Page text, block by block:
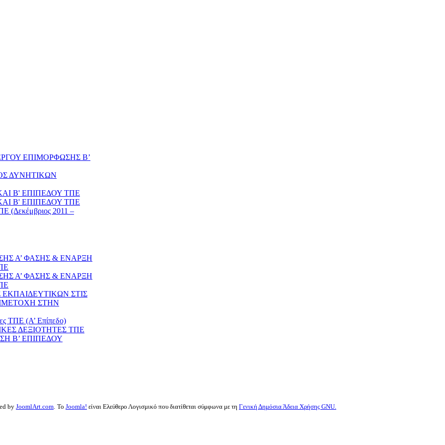
ΕΠΙΜΟΡΦΩΣΗΣ Β’
ΔΥΝΗΤΙΚΩΝ
Β' ΕΠΙΠΕΔΟΥ ΤΠΕ
Β' ΕΠΙΠΕΔΟΥ ΤΠΕ
2011 –
Α’ ΦΑΣΗΣ & ΕΝΑΡΞΗ
Α’ ΦΑΣΗΣ & ΕΝΑΡΞΗ
ΣΤΙΣ
ΣΤΗΝ
ΤΠΕ (Α’ Επίπεδο)
ΔΕΞΙΟΤΗΤΕΣ ΤΠΕ
Β’ ΕΠΙΠΕΔΟΥ
by JoomlArt.com. Το Joomla! είναι Ελεύθερο Λογισμικό που διατίθεται σύμφωνα με τη Γενική Δημόσια Άδεια Χρήσης GNU.